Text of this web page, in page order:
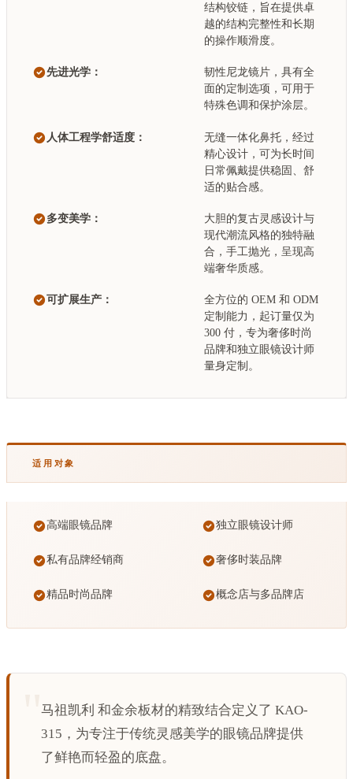
结构铰链，旨在提供卓
越的结构完整性和长期
的操作顺滑度。
先进光学：
韧性尼龙镜片，具有全
面的定制选项，可用于
特殊色调和保护涂层。
人体工程学舒适度：
无缝一体化鼻托，经过
精心设计，可为长时间
日常佩戴提供稳固、舒
适的贴合感。
多变美学：
大胆的复古灵感设计与
现代潮流风格的独特融
合，手工抛光，呈现高
端奢华质感。
可扩展生产：
全方位的 OEM 和 ODM
定制能力，起订量仅为
300 付，专为奢侈时尚
品牌和独立眼镜设计师
量身定制。
适用对象
高端眼镜品牌 独立眼镜设计师
私有品牌经销商 奢侈时装品牌
精品时尚品牌 概念店与多品牌店
马祖凯利 和金余板材的精致结合定义了 KAO-
315，为专注于传统灵感美学的眼镜品牌提供
了鲜艳而轻盈的底盘。